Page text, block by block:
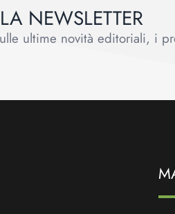
NEWSLETTER
ultime novità editoriali, i